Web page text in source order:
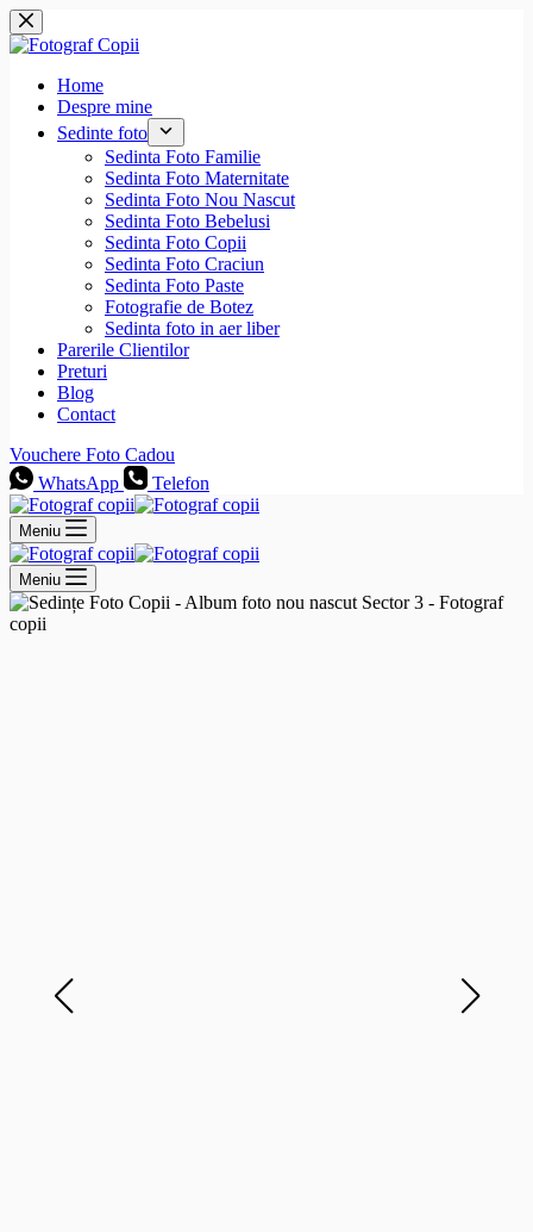
Sari
la
conținut
Home
Despre mine
Sedinte foto
Sedinta Foto Familie
Sedinta Foto Maternitate
Sedinta Foto Nou Nascut
Sedinta Foto Bebelusi
Sedinta Foto Copii
Sedinta Foto Craciun
Sedinta Foto Paste
Fotografie de Botez
Sedinta foto in aer liber
Parerile Clientilor
Preturi
Blog
Contact
Vouchere Foto Cadou
WhatsApp
Telefon
Meniu
Meniu